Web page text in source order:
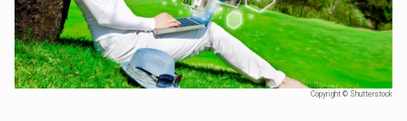
Copyright © Shutterstock